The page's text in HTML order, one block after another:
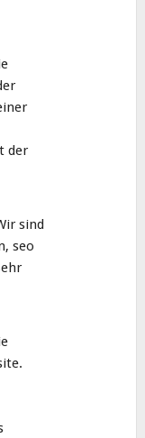
der
sind
seo